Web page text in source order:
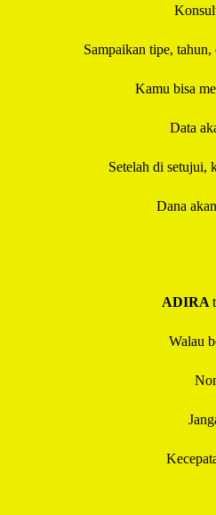
Sampaikan tipe,
Kamu bisa
Data
Setelah di setujui,
Dana
ADIRA
Walau